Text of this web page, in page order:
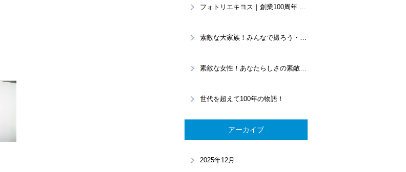
フォトリエキヨス｜創業100周年 “あなたらしさ”を写真に残すスタジオ
素敵な大家族！みんなで撮ろう・・・家族記念。
素敵な女性！あなたらしさの素敵を大切に！プロフィール撮影
世代を超えて100年の物語！
アーカイブ
2025年12月